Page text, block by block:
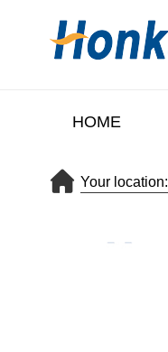
HOME
Your location: